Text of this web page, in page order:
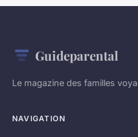
Guideparental
Le magazine des familles
NAVIGATION